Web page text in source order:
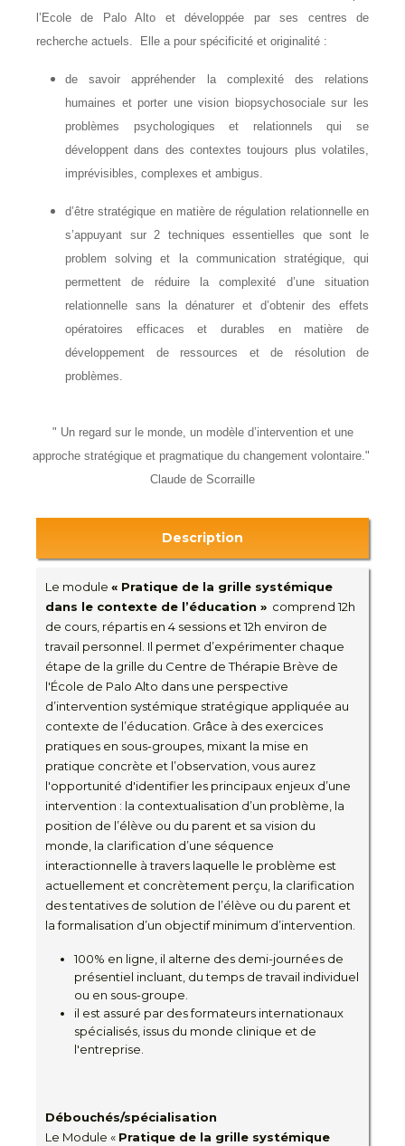
l’Ecole de Palo Alto et développée par ses centres de
recherche actuels. Elle a pour spécificité et originalité :
de savoir appréhender la complexité des relations
humaines et porter une vision biopsychosociale sur les
problèmes psychologiques et relationnels qui se
développent dans des contextes toujours plus volatiles,
imprévisibles, complexes et ambigus.
d’être stratégique en matière de régulation relationnelle en
s’appuyant sur 2 techniques essentielles que sont le
problem solving et la communication stratégique, qui
permettent de réduire la complexité d’une situation
relationnelle sans la dénaturer et d’obtenir des effets
opératoires efficaces et durables en matière de
développement de ressources et de résolution de
problèmes.
" Un regard sur le monde, un modèle d’intervention et une
approche stratégique et pragmatique du changement volontaire."
Claude de Scorraille
Description
Le module « Pratique de la grille systémique
dans le contexte de l’éducation » comprend 12h
de cours, répartis en 4 sessions et 12h environ de
travail personnel. Il permet d’expérimenter chaque
étape de la grille du Centre de Thérapie Brève de
l'École de Palo Alto dans une perspective
d’intervention systémique stratégique appliquée au
contexte de l’éducation. Grâce à des exercices
pratiques en sous-groupes, mixant la mise en
pratique concrète et l’observation, vous aurez
l'opportunité d'identifier les principaux enjeux d’une
intervention : la contextualisation d’un problème, la
position de l’élève ou du parent et sa vision du
monde, la clarification d’une séquence
interactionnelle à travers laquelle le problème est
actuellement et concrètement perçu, la clarification
des tentatives de solution de l’élève ou du parent et
la formalisation d’un objectif minimum d’intervention.
100% en ligne, il alterne des demi-journées de
présentiel incluant, du temps de travail individuel
ou en sous-groupe.
il est assuré par des formateurs internationaux
spécialisés, issus du monde clinique et de
l'entreprise.
Débouchés/spécialisation
Le Module « Pratique de la grille systémique